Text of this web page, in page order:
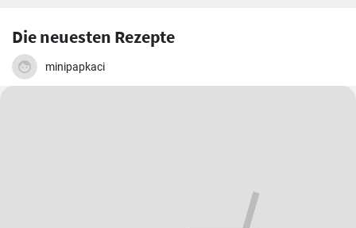
Die neuesten Rezepte
minipapkaci